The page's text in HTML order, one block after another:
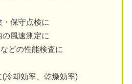
保守点検に
風速測定に
どの性能検査に
冷却効率、乾燥効率)